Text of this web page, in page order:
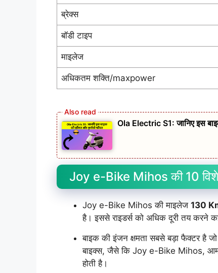
ब्रेक्स
बॉडी टाइप
माइलेज
अधिकतम शक्ति/maxpower
Ola Electric S1: जानिए इस
Joy e-Bike Mihos की 10
Joy e-Bike Mihos की माइलेज 130
है। इससे राइडर्स को अधिक दूरी तय करने का
बाइक की इंजन क्षमता सबसे बड़ा फैक्टर है
बाइक्स, जैसे कि Joy e-Bike Mihos,
होती है।